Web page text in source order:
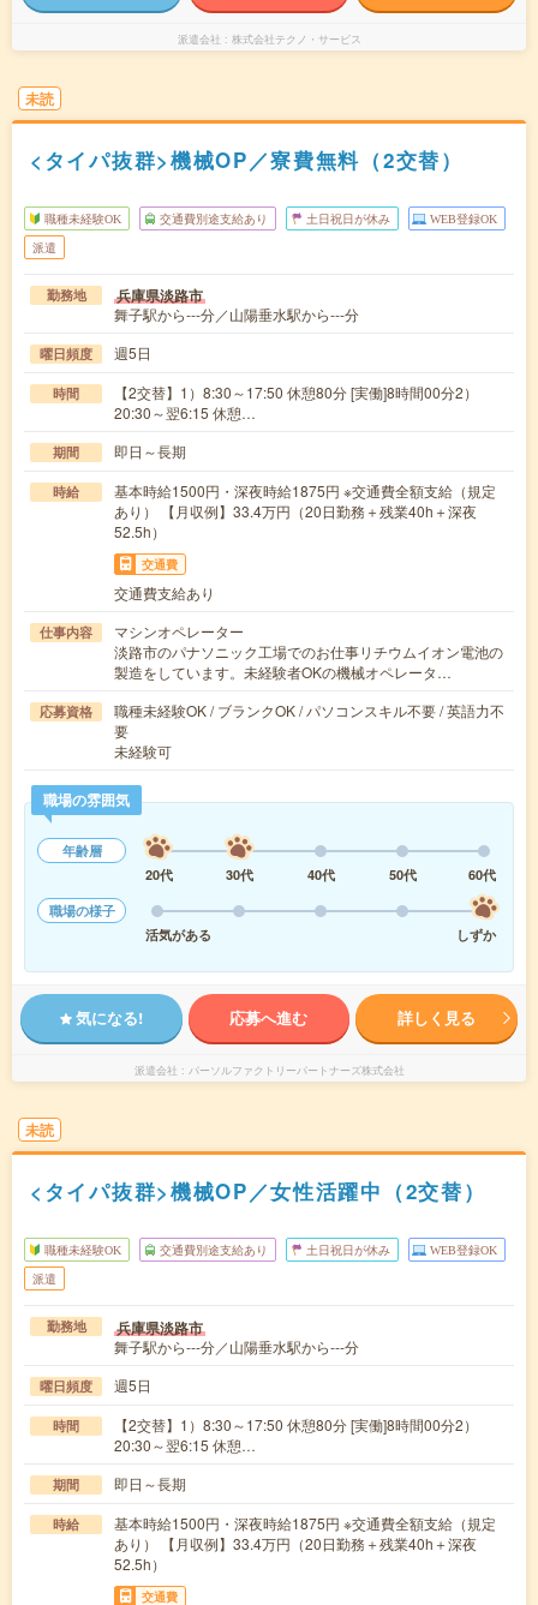
派遣会社 株式会社テクノ・サービス
未読
<タイパ抜群>機械OP／寮費無料（2交替）
職種未経験OK 交通費別途支給あり 土日祝日が休み WEB登録OK
派遣
勤務地 兵庫県淡路市
舞子駅から---分／山陽垂水駅から---分
曜日頻度 週5日
時間
【2交替】1）8:30～17:50 休憩80分 [実働]8時間00分2）
20:30～翌6:15 休憩…
期間 即日～長期
時給
基本時給1500円・深夜時給1875円 ※交通費全額支給（規定
あり） 【月収例】33.4万円（20日勤務＋残業40h＋深夜
52.5h）
交通費
交通費支給あり
仕事内容
マシンオペレーター
淡路市のパナソニック工場でのお仕事リチウムイオン電池の
製造をしています。未経験者OKの機械オペレータ…
応募資格
職種未経験OK / ブランクOK / パソコンスキル不要 / 英語力不
要
未経験可
職場の雰囲気
年齢層
20代
30代 40代 50代
60代
職場の様子
活気がある
しずか
気になる! 応募へ進む 詳しく見る
派遣会社 パーソルファクトリーパートナーズ株式会社
未読
<タイパ抜群>機械OP／女性活躍中（2交替）
職種未経験OK 交通費別途支給あり 土日祝日が休み WEB登録OK
派遣
勤務地 兵庫県淡路市
舞子駅から---分／山陽垂水駅から---分
曜日頻度 週5日
時間
【2交替】1）8:30～17:50 休憩80分 [実働]8時間00分2）
20:30～翌6:15 休憩…
期間 即日～長期
時給
基本時給1500円・深夜時給1875円 ※交通費全額支給（規定
あり） 【月収例】33.4万円（20日勤務＋残業40h＋深夜
52.5h）
交通費